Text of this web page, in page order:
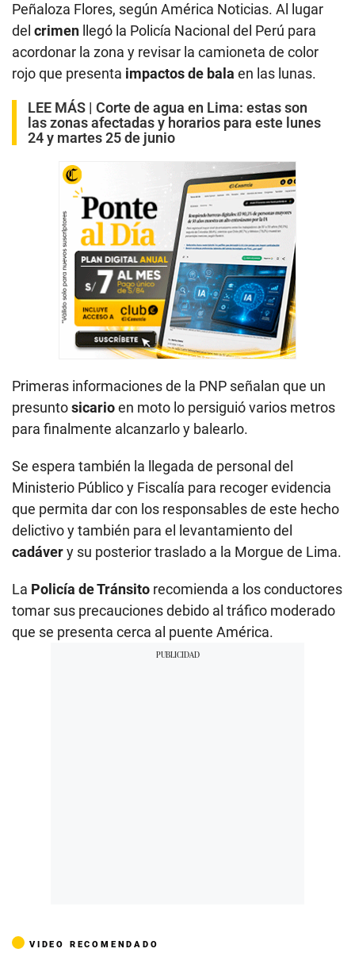
Peñaloza Flores, según América Noticias. Al lugar
del crimen llegó la Policía Nacional del Perú para
acordonar la zona y revisar la camioneta de color
rojo que presenta impactos de bala en las lunas.
LEE MÁS | Corte de agua en Lima: estas son
las zonas afectadas y horarios para este lunes
24 y martes 25 de junio
Primeras informaciones de la PNP señalan que un
presuntosicarioen moto lo persiguió varios metros
para finalmente alcanzarlo y balearlo.
Se espera también la llegada de personal del
Ministerio Público y Fiscalía para recoger evidencia
que permita dar con los responsables de este hecho
delictivo y también para el levantamiento del
cadávery su posterior traslado a la Morgue de Lima.
La Policía de Tránsito recomienda a los conductores
tomar sus precauciones debido al tráfico moderado
que se presenta cerca al puente América.
VIDEO RECOMENDADO